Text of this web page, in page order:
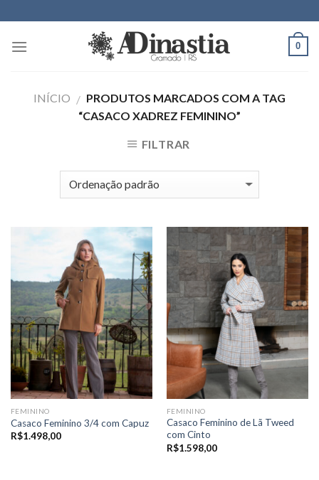
to
content
0
INÍCIO / PRODUTOS MARCADOS COM A TAG
“CASACO XADREZ FEMININO”
FILTRAR
FEMININO
Casaco Feminino 3/4 com Capuz
R$1.498,00
FEMININO
Casaco Feminino de Lã Tweed
com Cinto
R$1.598,00